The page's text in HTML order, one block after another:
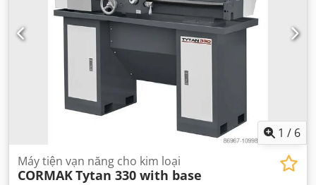
1 / 6
Máy tiện vạn năng cho kim loại
CORMAKTytan 330 with base